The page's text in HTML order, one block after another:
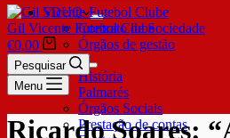
SDUQ
Contrato de Sociedade
Órgãos de gestão
Clube
História
Palmarés
Órgãos Sociais
Prestação de contas
Gil Vicente Futebol Clube
€0,00
Pesquisar
Menu
Ricardo Soares: